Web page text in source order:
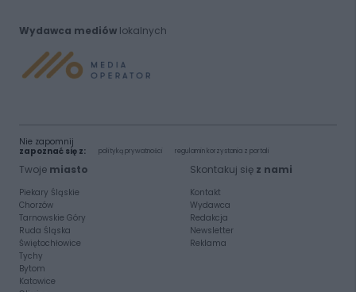
Wydawca mediówlokalnych
Nie zapomnij
zapoznać się z:
polityką prywatności regulamin korzystania z portali
Twoje miasto
Piekary Śląskie
Chorzów
Tarnowskie Góry
Ruda Śląska
Świętochłowice
Tychy
Bytom
Katowice
Skontakuj się z nami
Kontakt
Wydawca
Redakcja
Newsletter
Reklama